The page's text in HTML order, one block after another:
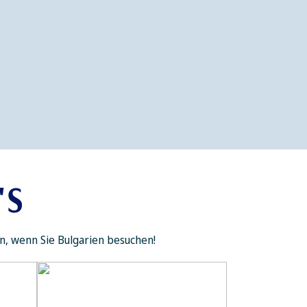
wenn Sie Bulgarien besuchen!